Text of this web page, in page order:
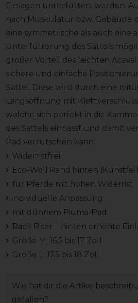
Einlagen unterfüttert werden.
nach Muskulatur bzw. Gebäude
eine symmetrische als auch eine
Unterfütterung des Sattels
großer Vorteil des leichten
sichere und einfache
Sattel. Diese wird durch eine
Längsöffnung mit
welche sich perfekt in die
des Sattels einpasst und damit
Pad verrutschen kann.
Widerristfrei
Eco-Woll Rand hinten
für Pferde mit hohen Widerrist
individuelle Anpassung
mit dünnem Piuma-Pad
Back Riser = hinten erhöhte
Größe M: 16.5 bis 17 Zoll
Größe L: 17.5 bis 18 Zoll
Wie hat dir die
gefallen?